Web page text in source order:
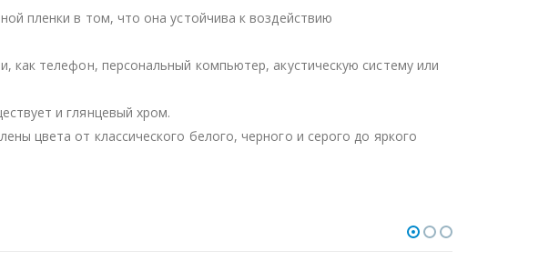
пленки в том, что она устойчива к воздействию
телефон, персональный компьютер, акустическую систему или
и глянцевый хром.
цвета от классического белого, черного и серого до яркого